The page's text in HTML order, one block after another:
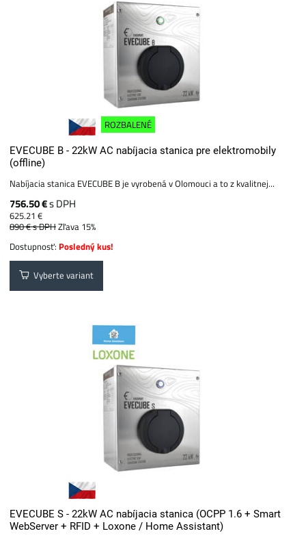
ROZBALENÉ
EVECUBE B - 22kW AC nabíjacia stanica pre elektromobily
(offline)
Nabíjacia stanica EVECUBE B je vyrobená v Olomouci a to z kvalitnej...
756.50 €s DPH
625.21 €
890 €s DPHZľava 15%
Dostupnosť: Posledný kus!
Vyberte variant
EVECUBE S - 22kW AC nabíjacia stanica (OCPP 1.6 + Smart
WebServer + RFID + Loxone / Home Assistant)